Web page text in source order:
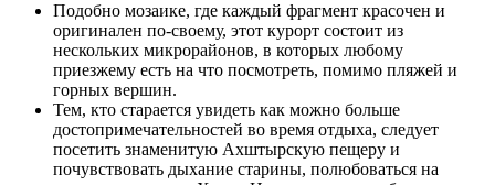
Подобно мозаике, где каждый фрагмент красочен и
оригинален по-своему, этот курорт состоит из
нескольких микрорайонов, в которых любому
приезжему есть на что посмотреть, помимо пляжей и
горных вершин.
Тем, кто старается увидеть как можно больше
достопримечательностей во время отдыха, следует
посетить знаменитую Ахштырскую пещеру и
почувствовать дыхание старины, полюбоваться на